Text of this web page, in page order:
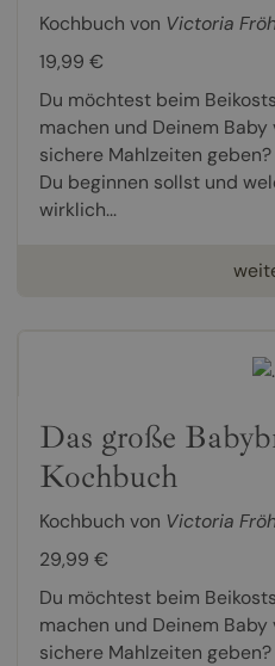
Kochbuch von Victoria
19,99 €
Du möchtest beim
machen und Deinem Baby
sichere Mahlzeiten
Du beginnen sollst und
wirklich...
Das große
Kochbuch
Kochbuch von Victoria
29,99 €
Du möchtest beim
machen und Deinem Baby
sichere Mahlzeiten